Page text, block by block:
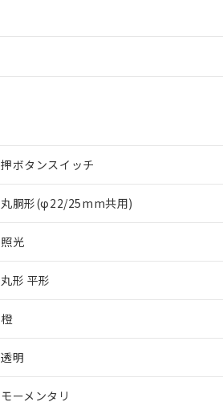
押ボタンスイッチ
丸胴形(φ22/25mm共用)
照光
丸形 平形
橙
透明
モーメンタリ